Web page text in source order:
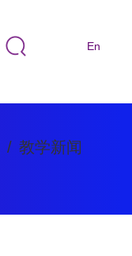
En
/ 教学新闻